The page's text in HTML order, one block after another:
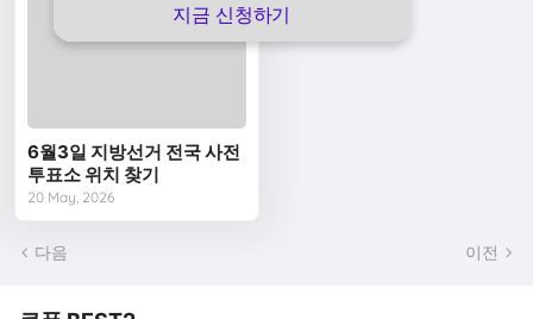
지금 신청하기
6월3일 지방선거 전국 사전
투표소 위치 찾기
20 May, 2026
다음 이전